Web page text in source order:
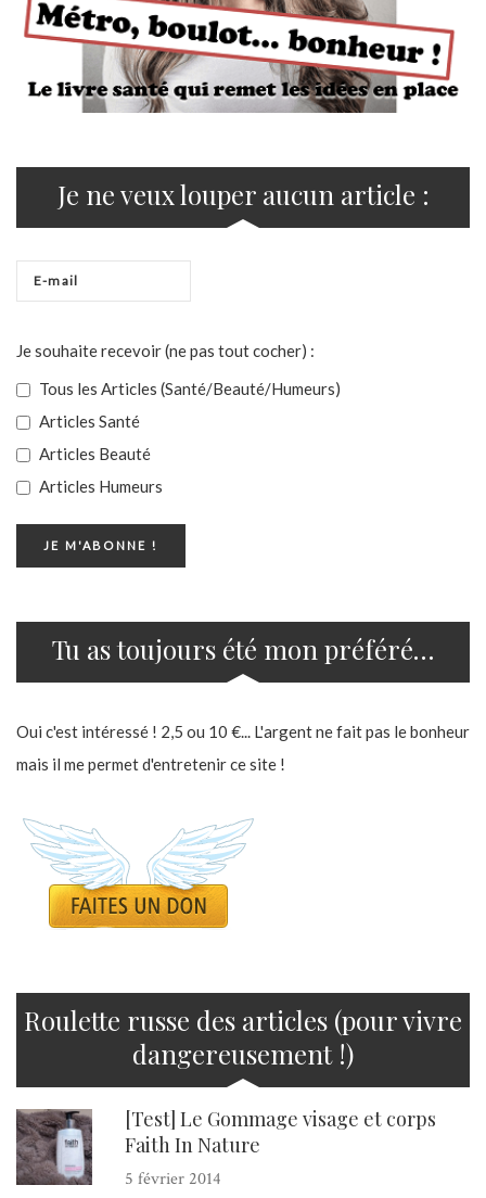
Je ne veux louper aucun article :
Je souhaite recevoir (ne pas tout cocher) :
Tous les Articles (Santé/Beauté/Humeurs)
Articles Santé
Articles Beauté
Articles Humeurs
Tu as toujours été mon préféré…
Oui c'est intéressé ! 2,5 ou 10 €... L'argent ne fait pas le bonheur
mais il me permet d'entretenir ce site !
Roulette russe des articles (pour vivre
dangereusement !)
[Test] Le Gommage visage et corps
Faith In Nature
5 février 2014